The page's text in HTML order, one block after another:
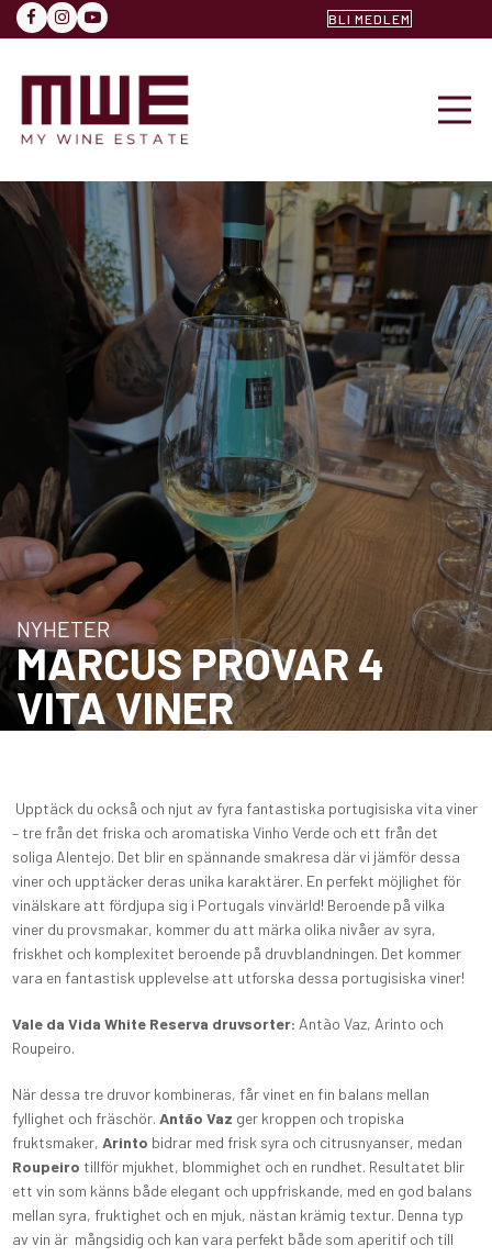
FACEBOOK
INSTAGRAM
YOUTUBE BLI MEDLEM
NYHETER
MARCUS PROVAR 4
VITA VINER
Upptäck du också och njut av fyra fantastiska portugisiska vita viner
– tre från det friska och aromatiska Vinho Verde och ett från det
soliga Alentejo. Det blir en spännande smakresa där vi jämför dessa
viner och upptäcker deras unika karaktärer. En perfekt möjlighet för
vinälskare att fördjupa sig i Portugals vinvärld! Beroende på vilka
viner du provsmakar, kommer du att märka olika nivåer av syra,
friskhet och komplexitet beroende på druvblandningen. Det kommer
vara en fantastisk upplevelse att utforska dessa portugisiska viner!
Vale da Vida White Reserva druvsorter: Antão Vaz, Arinto och
Roupeiro.
När dessa tre druvor kombineras, får vinet en fin balans mellan
fyllighet och fräschör.Antão Vaz ger kroppen och tropiska
fruktsmaker,Arinto bidrar med frisk syra och citrusnyanser, medan
Roupeiro tillför mjukhet, blommighet och en rundhet. Resultatet blir
ett vin som känns både elegant och uppfriskande, med en god balans
mellan syra, fruktighet och en mjuk, nästan krämig textur. Denna typ
av vin är mångsidig och kan vara perfekt både som aperitif och till